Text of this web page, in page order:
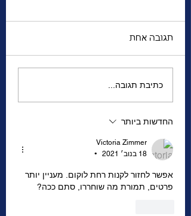
הגנרל שהשתגע | מה
ישראל, או הפחד שהוא
עצמו יישכח?
תגובה אחת
כתיבת תגובה...
החדשות ביותר
Victoria Zimmer
18 בנוב׳ 2021
•
אפשר לחזור לקנות רחת לוקום. מעניין יותר
פרטים, תמורת מה שוחררו, סתם ככה?